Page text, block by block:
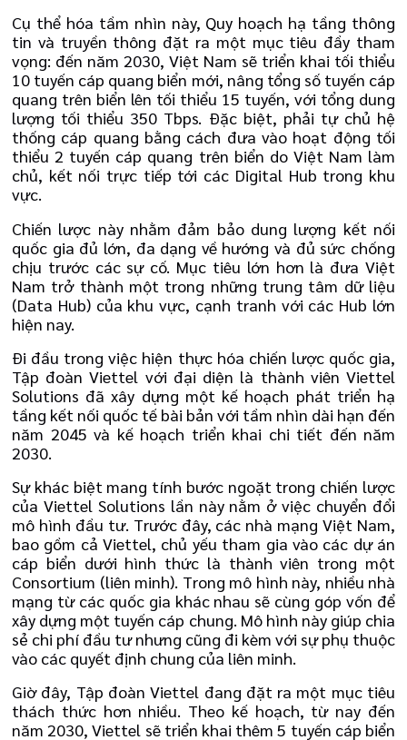
Cụ thể hóa tầm nhìn này, Quy hoạch hạ tầng thông
tin và truyền thông đặt ra một mục tiêu đầy tham
vọng: đến năm 2030, Việt Nam sẽ triển khai tối thiểu
10 tuyến cáp quang biển mới, nâng tổng số tuyến cáp
quang trên biển lên tối thiểu 15 tuyến, với tổng dung
lượng tối thiểu 350 Tbps. Đặc biệt, phải tự chủ hệ
thống cáp quang bằng cách đưa vào hoạt động tối
thiểu 2 tuyến cáp quang trên biển do Việt Nam làm
chủ, kết nối trực tiếp tới các Digital Hub trong khu
vực.
Chiến lược này nhằm đảm bảo dung lượng kết nối
quốc gia đủ lớn, đa dạng về hướng và đủ sức chống
chịu trước các sự cố. Mục tiêu lớn hơn là đưa Việt
Nam trở thành một trong những trung tâm dữ liệu
(Data Hub) của khu vực, cạnh tranh với các Hub lớn
hiện nay.
Đi đầu trong việc hiện thực hóa chiến lược quốc gia,
Tập đoàn Viettel với đại diện là thành viên Viettel
Solutions đã xây dựng một kế hoạch phát triển hạ
tầng kết nối quốc tế bài bản với tầm nhìn dài hạn đến
năm 2045 và kế hoạch triển khai chi tiết đến năm
2030.
Sự khác biệt mang tính bước ngoặt trong chiến lược
của Viettel Solutions lần này nằm ở việc chuyển đổi
mô hình đầu tư. Trước đây, các nhà mạng Việt Nam,
bao gồm cả Viettel, chủ yếu tham gia vào các dự án
cáp biển dưới hình thức là thành viên trong một
Consortium (liên minh). Trong mô hình này, nhiều nhà
mạng từ các quốc gia khác nhau sẽ cùng góp vốn để
xây dựng một tuyến cáp chung. Mô hình này giúp chia
sẻ chi phí đầu tư nhưng cũng đi kèm với sự phụ thuộc
vào các quyết định chung của liên minh.
Giờ đây, Tập đoàn Viettel đang đặt ra một mục tiêu
thách thức hơn nhiều. Theo kế hoạch, từ nay đến
năm 2030, Viettel sẽ triển khai thêm 5 tuyến cáp biển